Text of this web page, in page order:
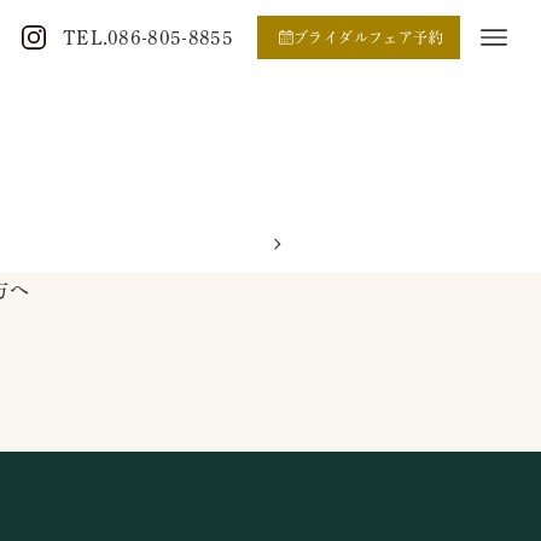
TEL.086-805-8855 ブライダルフェア予約
へ